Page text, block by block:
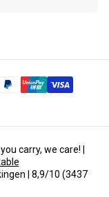
carry, we care! |
| 8,9/10 (3437